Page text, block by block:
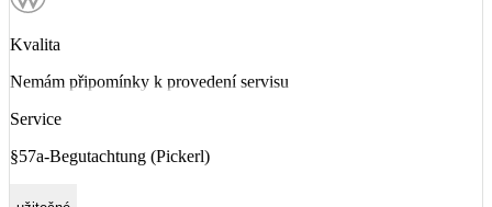
Kvalita
Nemám připomínky k provedení servisu
Service
§57a-Begutachtung (Pickerl)